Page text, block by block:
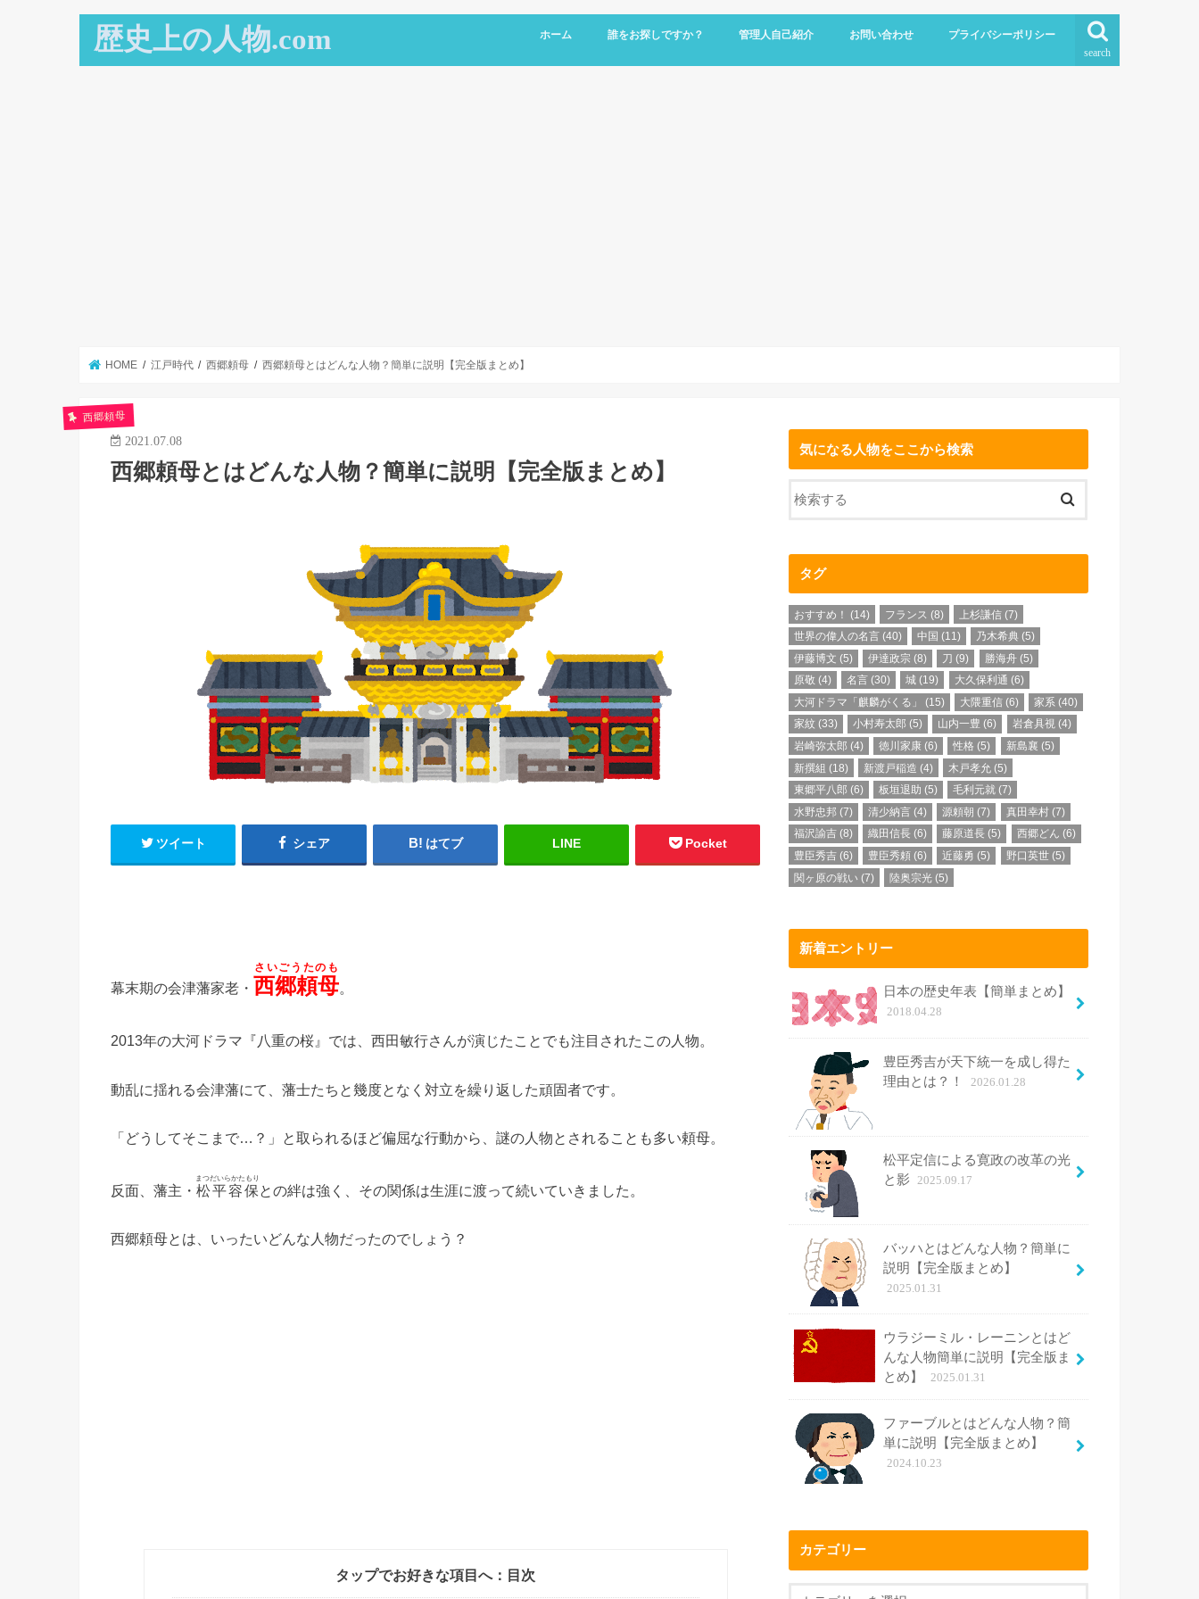
歴史上の人物.com search
ホーム 誰をお探しですか？ 管理人自己紹介 お問い合わせ プライバシーポリシー
HOME 江戸時代 西郷頼母 西郷頼母とはどんな人物？簡単に説明【完全版まとめ】
西郷頼母
2021.07.08
西郷頼母とはどんな人物？簡単に説明【完全版まとめ】
ツイート シェア はてブ LINE Pocket
幕末期の会津藩家老・ 西郷頼母
さいごうたのも
。
2013年の大河ドラマ『八重の桜』では、西田敏行さんが演じたことでも注目されたこの人物。
動乱に揺れる会津藩にて、藩士たちと幾度となく対立を繰り返した頑固者です。
「どうしてそこまで…？」と取られるほど偏屈な行動から、謎の人物とされることも多い頼母。
反面、藩主・ 松平容保
まつだいらかたもり
との絆は強く、その関係は生涯に渡って続いていきました。
西郷頼母とは、いったいどんな人物だったのでしょう？
タップでお好きな項目へ：目次
気になる人物をここから検索
タグ
おすすめ！ (14) フランス (8) 上杉謙信 (7)
世界の偉人の名言 (40) 中国 (11) 乃木希典 (5)
伊藤博文 (5) 伊達政宗 (8) 刀 (9) 勝海舟(5)
原敬 (4) 名言 (30) 城 (19) 大久保利通 (6)
大河ドラマ「麒麟がくる」
(15) 大隈重信 (6) 家系 (40)
家紋 (33) 小村寿太郎 (5) 山内一豊 (6) 岩倉具視(4)
岩崎弥太郎 (4) 徳川家康 (6) 性格 (5) 新島襄 (5)
新撰組 (18) 新渡戸稲造 (4) 木戸孝允 (5)
東郷平八郎 (6) 板垣退助 (5) 毛利元就 (7)
水野忠邦 (7) 清少納言 (4) 源頼朝 (7) 真田幸村(7)
福沢諭吉 (8) 織田信長 (6) 藤原道長 (5) 西郷どん (6)
豊臣秀吉 (6) 豊臣秀頼 (6) 近藤勇 (5) 野口英世(5)
関ヶ原の戦い (7) 陸奥宗光 (5)
新着エントリー
日本の歴史年表【簡単まとめ】
2018.04.28
豊臣秀吉が天下統一を成し得た
理由とは？！
2026.01.28
松平定信による寛政の改革の光
と影
2025.09.17
バッハとはどんな人物？簡単に
説明【完全版まとめ】
2025.01.31
ウラジーミル・レーニンとはど
んな人物簡単に説明【完全版ま
とめ】
2025.01.31
ファーブルとはどんな人物？簡
単に説明【完全版まとめ】
2024.10.23
カテゴリー